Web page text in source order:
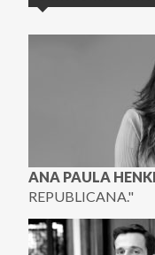
ANA PAULA
REPUBLICANA."